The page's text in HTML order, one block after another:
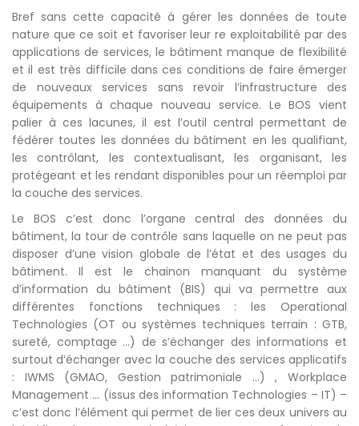
Bref sans cette capacité à gérer les données de toute
nature que ce soit et favoriser leur re exploitabilité par des
applications de services, le bâtiment manque de flexibilité
et il est très difficile dans ces conditions de faire émerger
de nouveaux services sans revoir l’infrastructure des
équipements à chaque nouveau service. Le BOS vient
palier à ces lacunes, il est l’outil central permettant de
fédérer toutes les données du bâtiment en les qualifiant,
les contrôlant, les contextualisant, les organisant, les
protégeant et les rendant disponibles pour un réemploi par
la couche des services.
Le BOS c’est donc l’organe central des données du
bâtiment, la tour de contrôle sans laquelle on ne peut pas
disposer d’une vision globale de l’état et des usages du
bâtiment. Il est le chainon manquant du système
d’information du bâtiment (BIS) qui va permettre aux
différentes fonctions techniques : les Operational
Technologies (OT ou systèmes techniques terrain : GTB,
sureté, comptage …) de s’échanger des informations et
surtout d’échanger avec la couche des services applicatifs
: IWMS (GMAO, Gestion patrimoniale …) , Workplace
Management … (issus des information Technologies – IT) –
c’est donc l’élément qui permet de lier ces deux univers au